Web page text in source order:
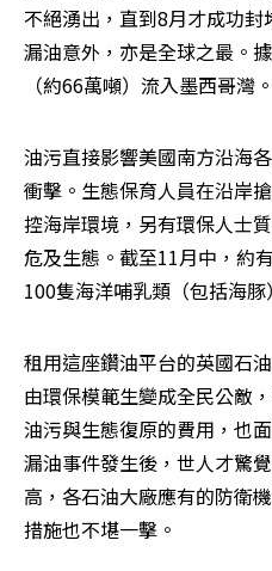
不絕湧出，直到8月才成功
漏油意外，亦是全球之最。
（約66萬噸）流入墨西哥灣。
油污直接影響美國南方沿海
衝擊。生態保育人員在沿岸
控海岸環境，另有環保人士
危及生態。截至11月中，約
100隻海洋哺乳類（包括海豚
租用這座鑽油平台的英國石
由環保模範生變成全民公敵
油污與生態復原的費用，也
漏油事件發生後，世人才驚
高，各石油大廠應有的防衛
措施也不堪一擊。